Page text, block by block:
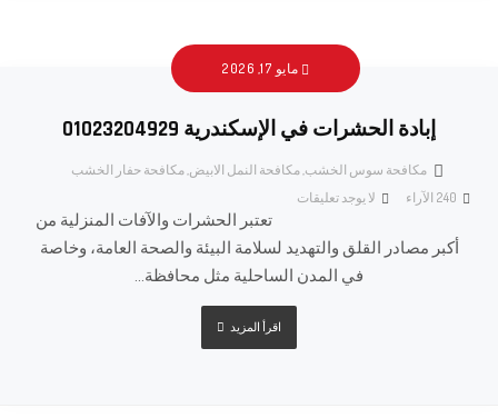
مايو 17, 2026
إبادة الحشرات في الإسكندرية 01023204929
مكافحة سوس الخشب مكافحة النمل الابيض مكافحة حفار الخشب
لا يوجد تعليقات
الآراء
تعتبر الحشرات والآفات المنزلية من
أكبر مصادر القلق والتهديد لسلامة البيئة والصحة العامة، وخاصة
في المدن الساحلية مثل محافظة...
اقرأ المزيد